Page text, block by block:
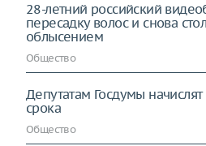
28-летний российский
пересадку волос и снова
облысением
Общество
Депутатам Госдумы
срока
Общество